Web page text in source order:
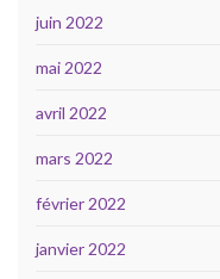
juin 2022
mai 2022
avril 2022
mars 2022
février 2022
janvier 2022